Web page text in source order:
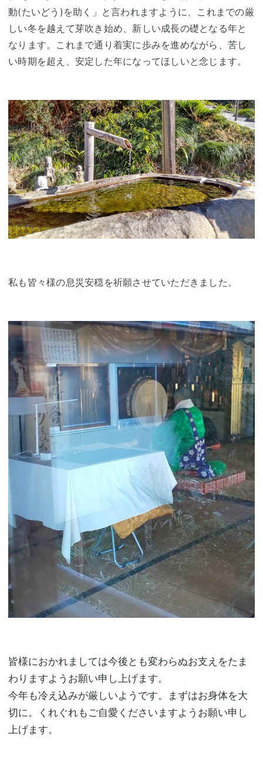
動(たいどう)を助く」と言われますように、これまでの厳
しい冬を越えて芽吹き始め、新しい成長の礎となる年と
なります。これまで通り着実に歩みを進めながら、苦し
い時期を超え、安定した年になってほしいと念じます。
私も皆々様の息災安穏を祈願させていただきました。
皆様におかれましては今後とも変わらぬお支えをたま
わりますようお願い申し上げます。
今年も冷え込みが厳しいようです。まずはお身体を大
切に。くれぐれもご自愛くださいますようお願い申し
上げます。